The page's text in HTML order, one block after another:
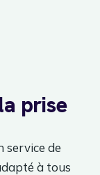
prise
service de
à tous